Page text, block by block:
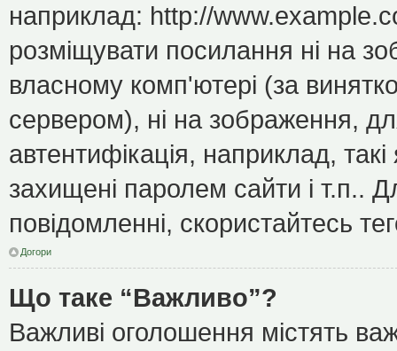
наприклад: http://
розміщувати посилання ні на
власному комп'ютері (за
сервером), ні на зображення,
автентифікація, наприклад,
захищені паролем сайти і т.п..
повідомленні, скористайтесь
Догори
Що таке “Важливо”?
Важливі оголошення містять